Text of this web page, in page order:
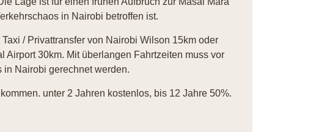
in Nairobi betroffen ist.
/ Privattransfer von Nairobi Wilson 15km oder
Airport 30km. Mit überlangen Fahrtzeiten muss vor
in Nairobi gerechnet werden.
unter 2 Jahren kostenlos, bis 12 Jahre 50%.